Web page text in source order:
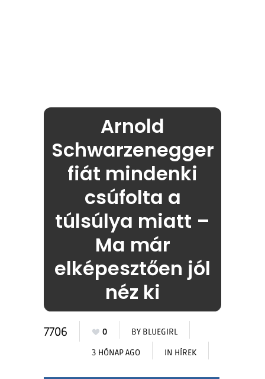
Arnold
Schwarzenegger
fiát mindenki
csúfolta a
túlsúlya miatt –
Ma már
elképesztően jól
néz ki
7706 0 BY BLUEGIRL
3 HÓNAP AGO IN HÍREK